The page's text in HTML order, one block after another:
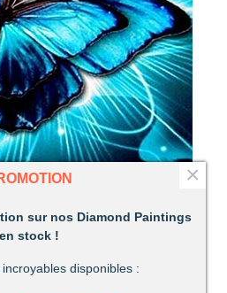
Broderie Diamant
TTC 24,90 €
sur nos Diamond Paintings
en stock !
disponibles :
×